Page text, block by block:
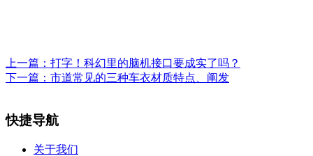
上一篇： 打字！科幻里的脑机接口要成实了吗？
下一篇： 市道常见的三种车衣材质特点、阐发
快捷导航
关于我们